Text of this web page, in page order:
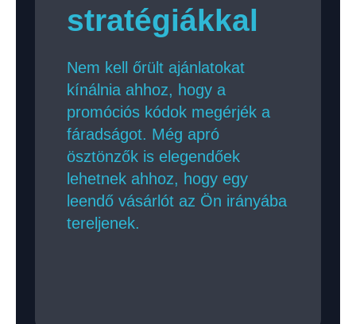
stratégiákkal
Nem kell őrült ajánlatokat
kínálnia ahhoz, hogy a
promóciós kódok megérjék a
fáradságot. Még apró
ösztönzők is elegendőek
lehetnek ahhoz, hogy egy
leendő vásárlót az Ön irányába
tereljenek.